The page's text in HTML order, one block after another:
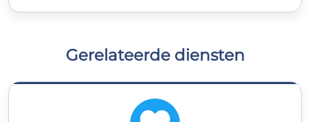
Gerelateerde diensten